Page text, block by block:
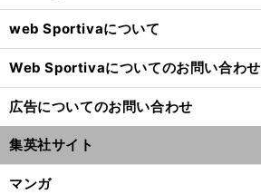
web Sportivaについて
Web Sportivaについてのお問い合わせ
広告についてのお問い合わせ
集英社サイト
マンガ